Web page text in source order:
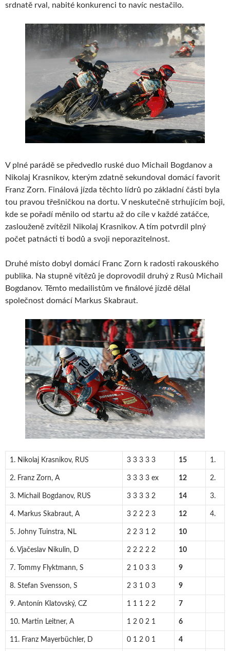
srdnatě rval, nabité konkurenci to navíc nestačilo.
V plné parádě se předvedlo ruské duo Michail Bogdanov a
Nikolaj Krasnikov, kterým zdatně sekundoval domácí favorit
Franz Zorn. Finálová jízda těchto lídrů po základní části byla
tou pravou třešničkou na dortu. V neskutečně strhujícím boji,
kde se pořadí měnilo od startu až do cíle v každé zatáčce,
zaslouženě zvítězil Nikolaj Krasnikov. A tím potvrdil plný
počet patnácti ti bodů a svoji neporazitelnost.
Druhé místo dobyl domácí Franc Zorn k radosti rakouského
publika. Na stupně vítězů je doprovodil druhý z Rusů Michail
Bogdanov. Těmto medailistům ve finálové jízdě dělal
společnost domácí Markus Skabraut.
1. Nikolaj Krasnikov, RUS 3 3 3 3 3 15 1.
2. Franz Zorn, A 3 3 3 3 ex 12 2.
3. Michail Bogdanov, RUS 3 3 3 3 2 14 3.
4. Markus Skabraut, A 3 2 2 2 3 12 4.
5. Johny Tuinstra, NL 2 2 3 1 2 10
6. Vjačeslav Nikulin, D 2 2 2 2 2 10
7. Tommy Flyktmann, S 2 1 0 3 3 9
8. Stefan Svensson, S 2 3 1 0 3 9
9. Antonín Klatovský, CZ 1 1 1 2 2 7
10. Martin Leitner, A 1 2 0 2 1 6
11. Franz Mayerbüchler, D 0 1 2 0 1 4